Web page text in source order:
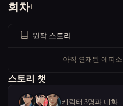
회차1
원작 스토리
아직 연재된 에피
스토리 챗
캐릭터 3명과 대화